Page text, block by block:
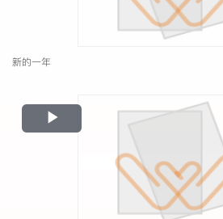
新的一年
Play
Video